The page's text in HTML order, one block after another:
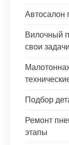
Автосалон
Вилочный
свои задачи
Подбор
Ремонт
этапы